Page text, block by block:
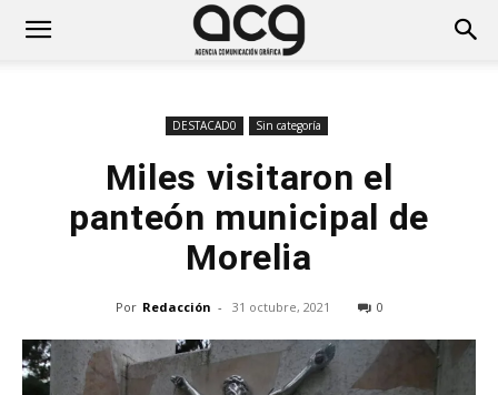
DESTACAD0 Sin categoría
Miles visitaron el
panteón municipal de
Morelia
Por Redacción - 31 octubre, 2021 0